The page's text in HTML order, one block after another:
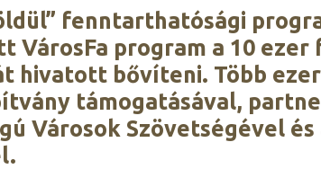
fenntarthatósági
VárosFa program a 10
hivatott bővíteni. Több
támogatásával,
Városok Szövetségével